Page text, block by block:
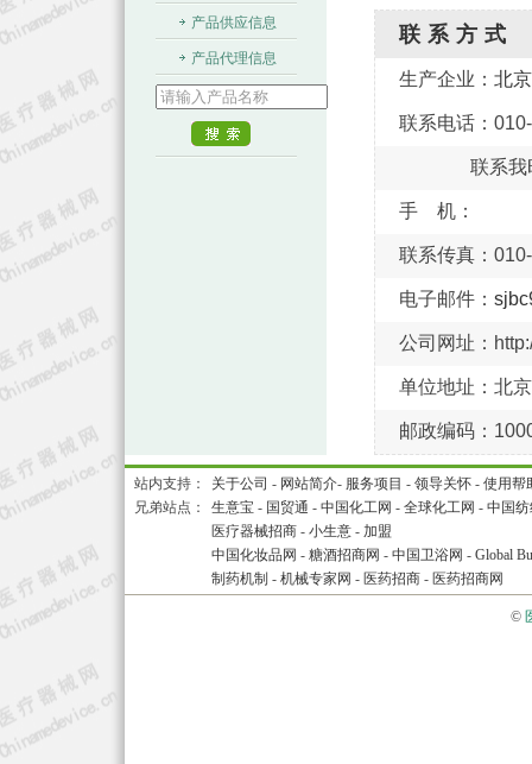
联系方式
生产企业： 北
联系电话：
联系我
手 机：
联系传真：
电子邮件：
公司网址：
单位地址：北
邮政编码：
产品供应信息
产品代理信息
站内支持： 关于公司 - 网站简介- 服务项目 - 领导关怀 - 使用帮
兄弟站点：
生意宝 - 国贸通 - 中国化工网 - 全球化工网 - 中国
医疗器械招商 - 小生意 - 加盟
中国化妆品网 - 糖酒招商网 - 中国卫浴网 - Global
制药机制 - 机械专家网 - 医药招商 - 医药招商网
©